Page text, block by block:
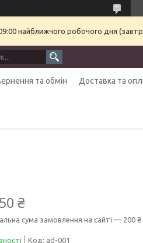
найближчого робочого дня
та обмін Доставка та
₴
сума замовлення на сайті — 200 ₴
Код: ad-001